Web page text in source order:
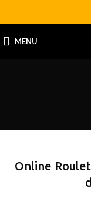
MENU
Online